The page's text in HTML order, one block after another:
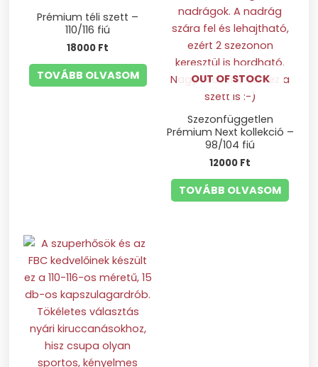
Prémium téli szett –
110/116 fiú
18000 Ft
TOVÁBB OLVASOM OUT OF STOCK
Szezonfüggetlen
Prémium Next kollekció –
98/104 fiú
12000 Ft
TOVÁBB OLVASOM